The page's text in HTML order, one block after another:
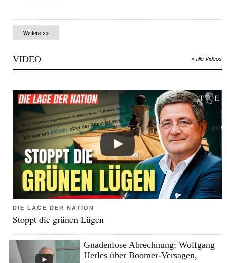
Weitere >>
VIDEO » alle Videos
DIE LAGE DER NATION
Stoppt die grünen Lügen
Gnadenlose Abrechnung: Wolfgang
Herles über Boomer-Versagen,